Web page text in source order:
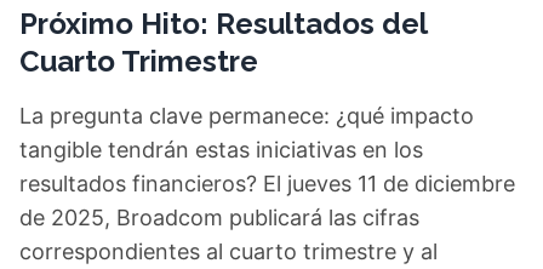
Próximo Hito: Resultados del
Cuarto Trimestre
La pregunta clave permanece: ¿qué impacto
tangible tendrán estas iniciativas en los
resultados financieros? El jueves 11 de diciembre
de 2025, Broadcom publicará las cifras
correspondientes al cuarto trimestre y al